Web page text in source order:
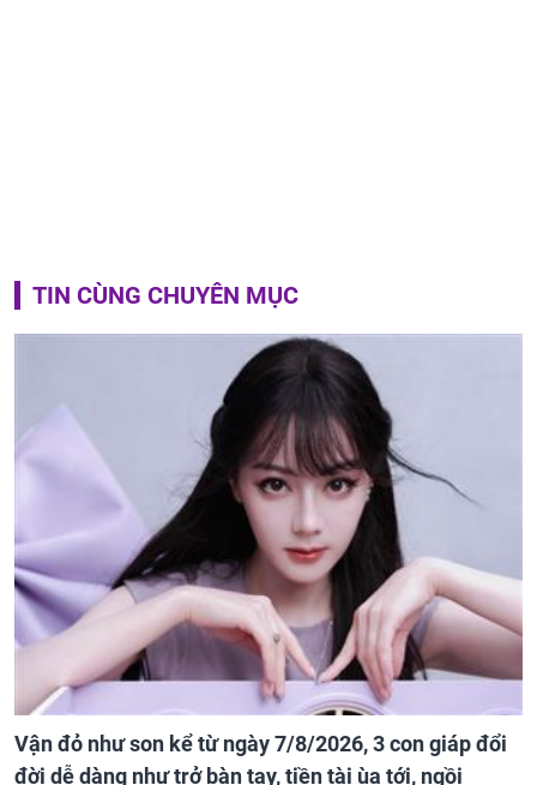
TIN CÙNG CHUYÊN MỤC
Vận đỏ như son kể từ ngày 7/8/2026, 3 con giáp đổi
đời dễ dàng như trở bàn tay, tiền tài ùa tới, ngồi